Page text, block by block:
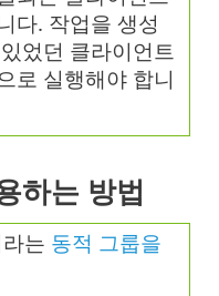
다. 작업을 생성
었던 클라이언트
로 실행해야 합니
하는 방법
는 동적 그룹을